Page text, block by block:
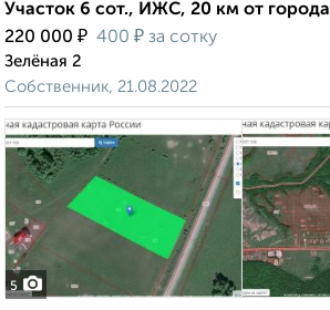
Участок 6 сот., ИЖС, 20 км от города
220 000 ₽ 400 ₽ за сотку
Зелёная 2
Собственник, 21.08.2022
5